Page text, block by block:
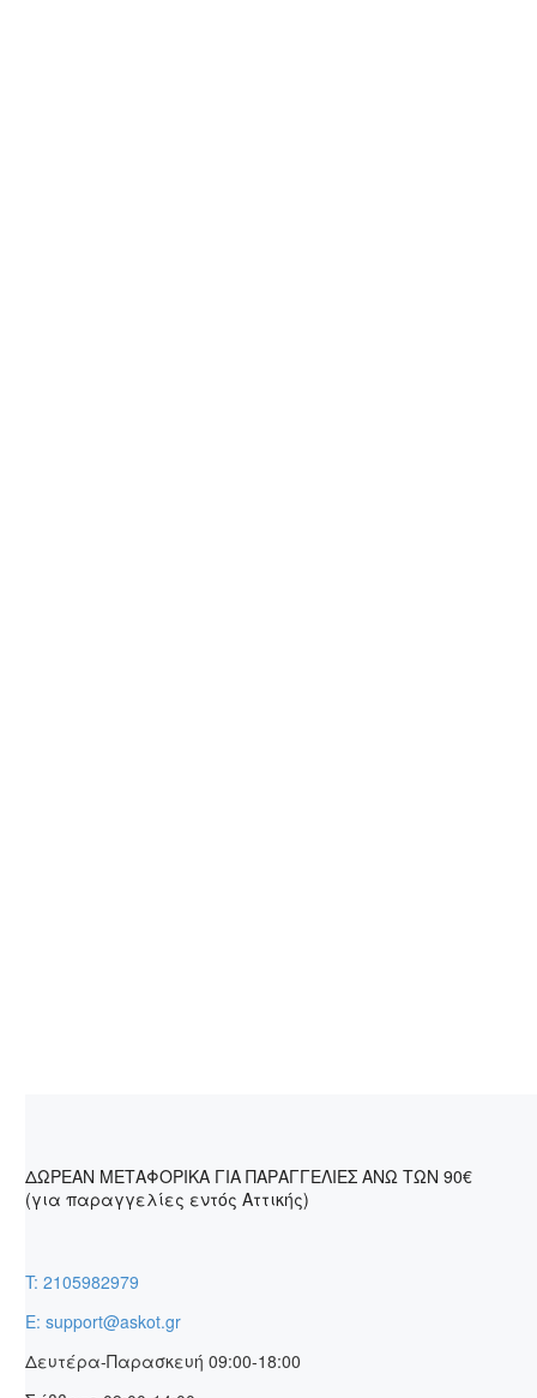
ΔΩΡΕΑΝ ΜΕΤΑΦΟΡΙΚΑ ΓΙΑ ΠΑΡΑΓΓΕΛΙΕΣ ΑΝΩ ΤΩΝ 90€
(για παραγγελίες εντός Αττικής)
T: 2105982979
E: support@askot.gr
Δευτέρα-Παρασκευή 09:00-18:00